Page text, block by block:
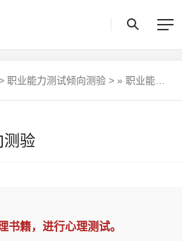
职业能力测试倾向测验 > » 职业能力测试倾向测验
测验
书籍，进行心理测试。